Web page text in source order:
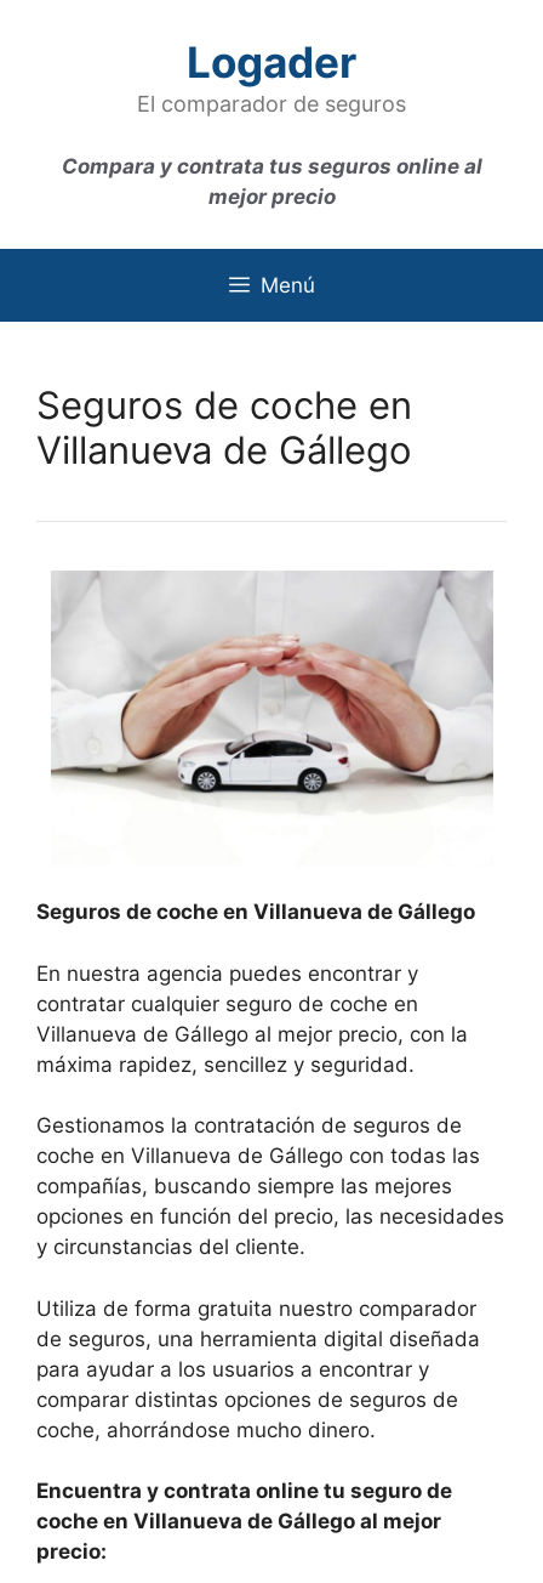
Logader
El comparador de seguros
Compara y contrata tus seguros online al
mejor precio
Menú
Seguros de coche en
Villanueva de Gállego
Seguros de coche en Villanueva de Gállego
En nuestra agencia puedes encontrar y
contratar cualquier seguro de coche en
Villanueva de Gállego al mejor precio, con la
máxima rapidez, sencillez y seguridad.
Gestionamos la contratación de seguros de
coche en Villanueva de Gállego con todas las
compañías, buscando siempre las mejores
opciones en función del precio, las necesidades
y circunstancias del cliente.
Utiliza de forma gratuita nuestro comparador
de seguros, una herramienta digital diseñada
para ayudar a los usuarios a encontrar y
comparar distintas opciones de seguros de
coche, ahorrándose mucho dinero.
Encuentra y contrata online tu seguro de
coche en Villanueva de Gállego al mejor
precio: